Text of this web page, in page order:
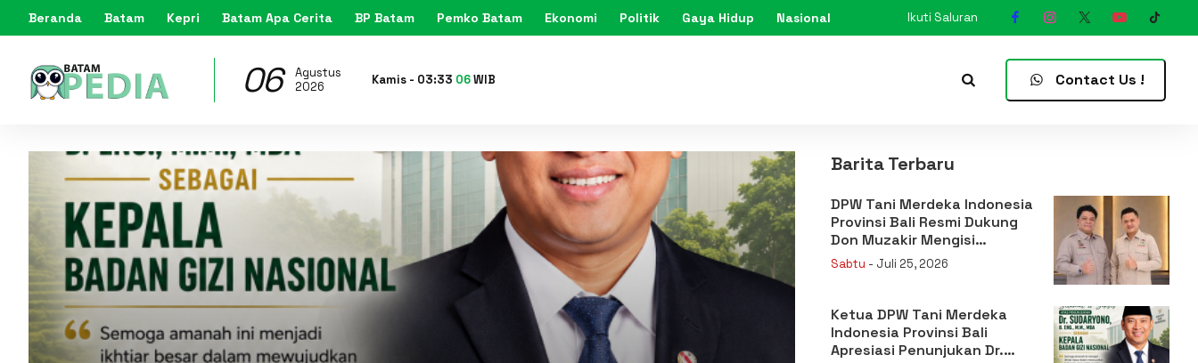
Beranda Batam Kepri Batam Apa Cerita BP Batam Pemko Batam Ekonomi Politik Gaya Hidup Nasional Ikuti Saluran
06
Agustus
2026
Kamis - 03:33 08WIB Contact Us !
Barita Terbaru
DPW Tani Merdeka Indonesia
Provinsi Bali Resmi Dukung
Don Muzakir Mengisi
Jabatan Wakil Menteri
Pertanian RI
Sabtu - Juli 25, 2026
Ketua DPW Tani Merdeka
Indonesia Provinsi Bali
Apresiasi Penunjukan Dr.